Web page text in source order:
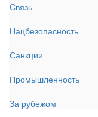
Связь
Нацбезопасность
Санкции
Промышленность
За рубежом